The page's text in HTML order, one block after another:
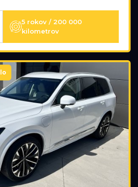
5 rokov / 200 000
kilometrov